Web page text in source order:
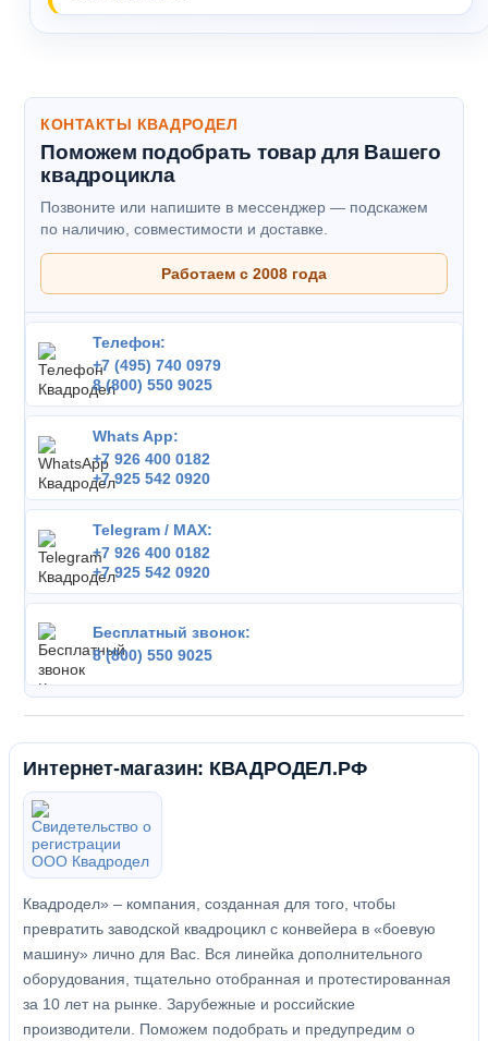
КОНТАКТЫ КВАДРОДЕЛ
Поможем подобрать товар для Вашего
квадроцикла
Позвоните или напишите в мессенджер — подскажем
по наличию, совместимости и доставке.
Работаем с 2008 года
Телефон:
+7 (495) 740 0979
8 (800) 550 9025
Whats App:
+7 926 400 0182
+7 925 542 0920
Telegram / MAX:
+7 926 400 0182
+7 925 542 0920
Бесплатный звонок:
8 (800) 550 9025
Интернет-магазин: КВАДРОДЕЛ.РФ
Квадродел» – компания, созданная для того, чтобы
превратить заводской квадроцикл с конвейера в «боевую
машину» лично для Вас. Вся линейка дополнительного
оборудования, тщательно отобранная и протестированная
за 10 лет на рынке. Зарубежные и российские
производители. Поможем подобрать и предупредим о